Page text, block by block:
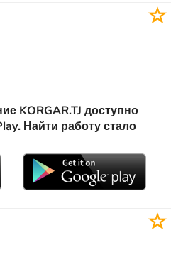
KORGAR.TJ доступно
Найти работу стало